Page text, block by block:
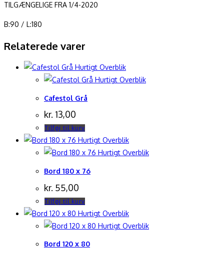
TILGÆNGELIGE FRA 1/4-2020
B:90 / L:180
Relaterede varer
Hurtigt Overblik
Hurtigt Overblik
Cafestol Grå
kr. 13,00
Tilføj til kurv
Hurtigt Overblik
Hurtigt Overblik
Bord 180 x 76
kr. 55,00
Tilføj til kurv
Hurtigt Overblik
Hurtigt Overblik
Bord 120 x 80